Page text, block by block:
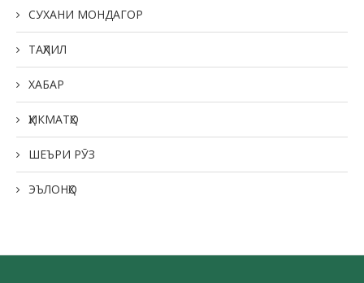
СУХАНИ МОНДАГОР
ТАҲЛИЛ
ХАБАР
ҲИКМАТҲО
ШЕЪРИ РӮЗ
ЭЪЛОНҲО